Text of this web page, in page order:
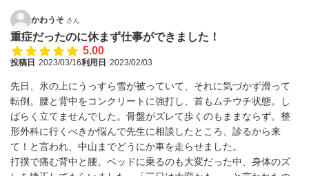
かわうそ さん
重症だったのに休まず仕事ができました！
5.00
投稿日 2023/03/16利用日 2023/02/03
先日、氷の上にうっすら雪が被っていて、それに気づかず滑って
転倒。腰と背中をコンクリートに強打し、首もムチウチ状態。し
ばらく立てませんでした。骨盤がズレて歩くのもままならず。整
形外科に行くべきか悩んで先生に相談したところ、診るから来
て！と言われ、中山までどうにか車を走らせました。
打撲で痛む背中と腰。ベッドに乗るのも大変だった中、身体のズ